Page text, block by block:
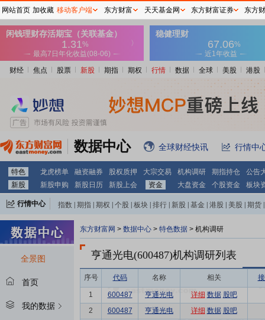
财经 焦点 股票 新股 期指 期权 行情 数据 全球 美股 港股
数据中心 全球财经快讯 行情中
特色 龙虎榜单 融资融券 股权质押 大宗交易 机构调研 期指持仓
公告
新股
新股申购 新股日历 新股上会 资金 大盘资金 个股资金 板块
行情中心 指数 期指 期权 个股 板块 排行 新股 基金 港股 美股 期货
全景图
首页
我的数据
东方财富网 > 数据中心 > 特色数据 > 机构调研
亨通光电(600487)机构调研列表
序号 代码 名称 相关
1 600487 亨通光电 详细 数据 股吧
2
600487 亨通光电 详细 数据 股吧
网站首页 加收藏 移动客户端 东方财富 天天基金网 东方财富证券 东方